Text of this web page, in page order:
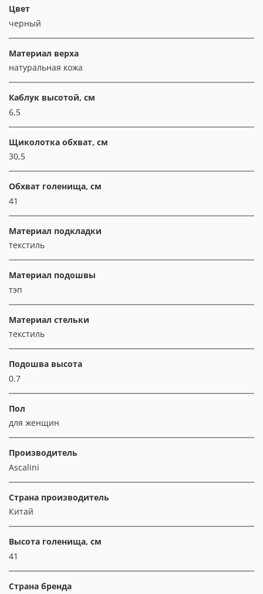
Цвет
черный
Материал верха
натуральная кожа
Каблук высотой, см
6,5
Щиколотка обхват, см
30,5
Обхват голенища, см
41
Материал подкладки
текстиль
Материал подошвы
тэп
Материал стельки
текстиль
Подошва высота
0.7
Пол
для женщин
Производитель
Ascalini
Страна производитель
Китай
Высота голенища, см
41
Страна бренда